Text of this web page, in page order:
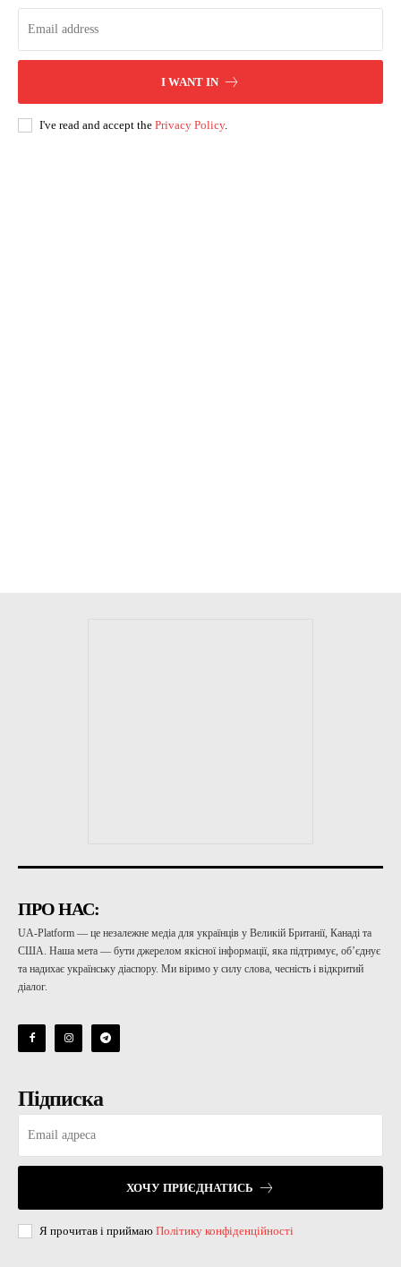
I WANT IN
I've read and accept the Privacy Policy.
ПРО НАС:
UA-Platform — це незалежне медіа для українців у Великій Британії, Канаді та
США. Наша мета — бути джерелом якісної інформації, яка підтримує, об’єднує
та надихає українську діаспору. Ми віримо у силу слова, чесність і відкритий
діалог.
Підписка
ХОЧУ ПРИЄДНАТИСЬ
Я прочитав і приймаю Політику конфіденційності